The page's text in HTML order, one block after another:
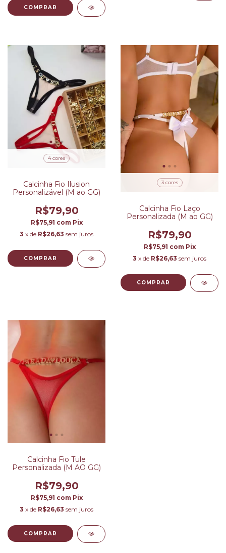
COMPRAR
4 cores
Calcinha Fio Ilusion
Personalizável (M ao GG)
R$79,90
R$75,91 com Pix
3 x de R$26,63 sem juros
COMPRAR
3 cores
Calcinha Fio Laço
Personalizada (M ao GG)
R$79,90
R$75,91 com Pix
3 x de R$26,63 sem juros
COMPRAR
Calcinha Fio Tule
Personalizada (M AO GG)
R$79,90
R$75,91 com Pix
3 x de R$26,63 sem juros
COMPRAR